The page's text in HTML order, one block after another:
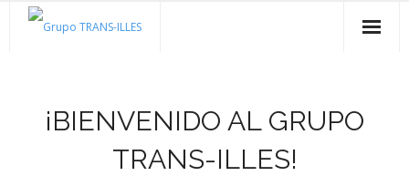
Servicios para autónomos
- ¡Únete a nuestra cooperativa!
Servicios para empresas
¡BIENVENIDO AL GRUPO
TRANS-ILLES!